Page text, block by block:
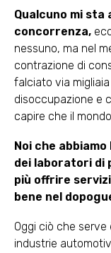
Qualcuno mi sta
concorrenza,
nessuno, ma nel
contrazione di
falciato via
disoccupazione e
capire che il
Noi che
dei laboratori di
più offrire
bene nel
Oggi ciò che
industrie